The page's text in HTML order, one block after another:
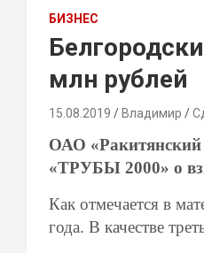
БИЗНЕС
млн рублей
15.08.2019 Владимир
ОАО «Ракитянский
«ТРУБЫ 2000» о
Как отмечается в
года. В качестве